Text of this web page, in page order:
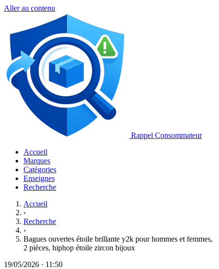
Aller au contenu
Rappel Consommateur
Accueil
Marques
Catégories
Enseignes
Recherche
Accueil
›
Recherche
›
Bagues ouvertes étoile brillante y2k pour hommes et femmes,
2 pièces, hiphop étoile zircon bijoux
19/05/2026 · 11:50